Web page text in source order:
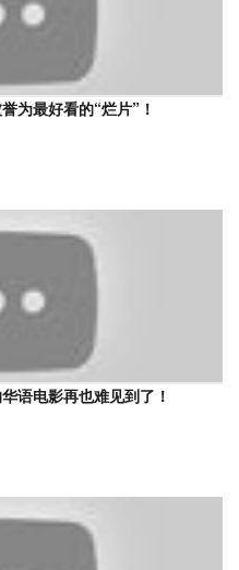
为最好看的“烂片”！
语电影再也难见到了！